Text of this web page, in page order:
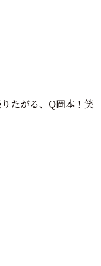
たがる、Q岡本！笑